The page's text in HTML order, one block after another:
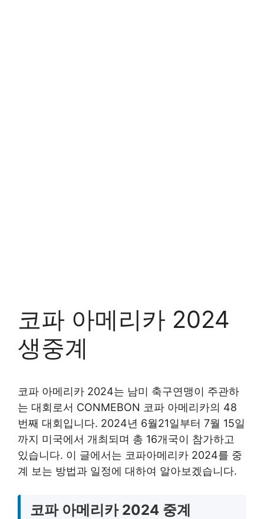
코파 아메리카 2024
생중계
코파 아메리카 2024는 남미 축구연맹이 주관하
는 대회로서 CONMEBON 코파 아메리카의 48
번째 대회입니다. 2024년 6월21일부터 7월 15일
까지 미국에서 개최되며 총 16개국이 참가하고
있습니다. 이 글에서는 코파아메리카 2024를 중
계 보는 방법과 일정에 대하여 알아보겠습니다.
코파 아메리카 2024 중계